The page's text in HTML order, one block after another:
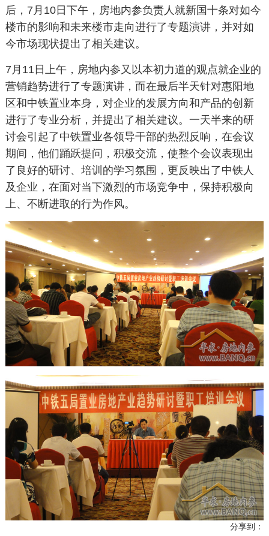
后，7月10日下午，房地内参负责人就新国十条对如今
楼市的影响和未来楼市走向进行了专题演讲，并对如
今市场现状提出了相关建议。
7月11日上午，房地内参又以本初力道的观点就企业的
营销趋势进行了专题演讲，而在最后半天针对惠阳地
区和中铁置业本身，对企业的发展方向和产品的创新
进行了专业分析，并提出了相关建议。一天半来的研
讨会引起了中铁置业各领导干部的热烈反响，在会议
期间，他们踊跃提问，积极交流，使整个会议表现出
了良好的研讨、培训的学习氛围，更反映出了中铁人
及企业，在面对当下激烈的市场竞争中，保持积极向
上、不断进取的行为作风。
分享到：